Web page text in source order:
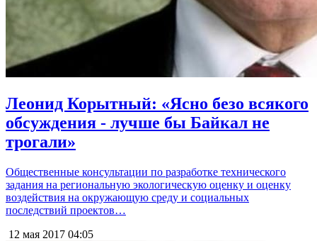
Леонид Корытный: «Ясно безо всякого
обсуждения - лучше бы Байкал не
трогали»
Общественные консультации по разработке технического
задания на региональную экологическую оценку и оценку
воздействия на окружающую среду и социальных
последствий проектов…
12 мая 2017 04:05